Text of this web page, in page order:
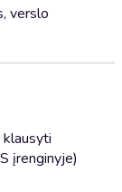
verslo
įrenginyje)